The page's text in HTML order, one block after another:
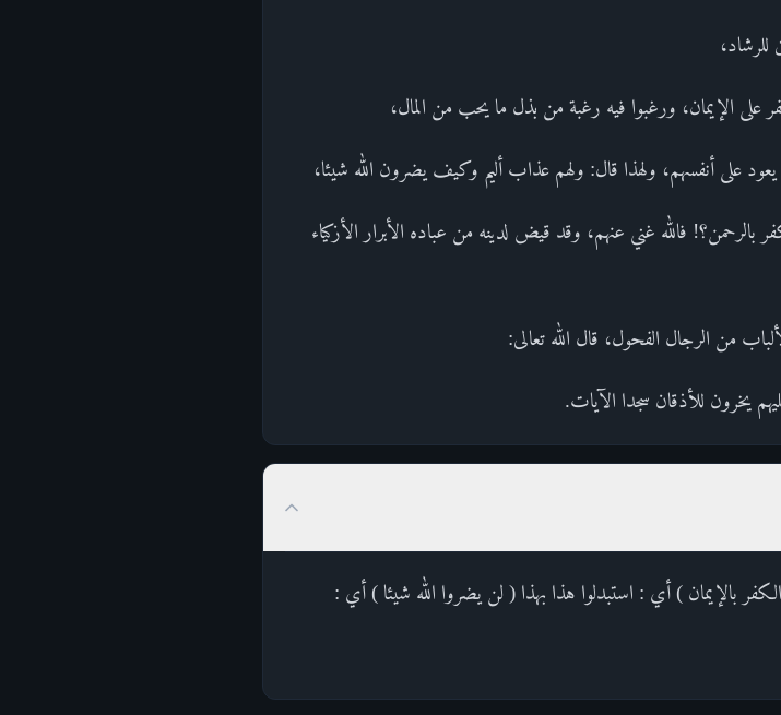
للرشاد،
الإيمان، ورغبوا فيه رغبة من بذل ما يحب من المال،
على أنفسهم، ولهذا قال: ولهم عذاب أليم وكيف يضرون الله شيئا،
فالله غني عنهم، وقد قيض لدينه من عباده الأبرار الأزكياء
من الرجال الفحول، قال الله تعالى:
يخرون للأذقان سجدا الآيات.
بالإيمان ) أي : استبدلوا هذا بهذا ( لن يضروا الله شيئا ) أي :